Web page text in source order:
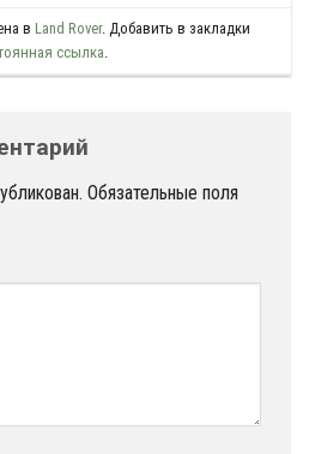
в Land Rover. Добавить в закладки
ссылка
Обязательные поля